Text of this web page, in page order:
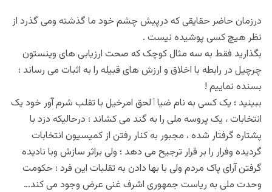
درزمان حاضر حقایقی که درپیش چشم خود ما گذشته ومی گذرد از
نظر هیچ کسی پوشیده نیست .
بگذارید فقط به سه مثال کوچک که صحت ارزیابی های وینستون
چرچیل در رابطه با اخلاق و ارزش های قبیله را به اثبات می رساند ؛
بسنده نماییم !
ببینید ؛ یک کسی به نام ضیاٲلحق امرخیل با تقلب شرم آور خود یک
انتخابات ، یک پروسه ملی را به گند می کشاند ؛ درحالیکه دزد با
پشتاره گرفتار شده ، مجبور به کنار رفتن از کمیسیون انتخابات
گردیده وفرار را بر قرار ترجیح می دهد ؛ ولی براثر سازش وبا نادیده
گرفتن آرای پاک مردم ولی با بها دادن به تقلبات این فرد ؛ حکومت
وحدت ملی به ریاست جمهوری اشرف غنی عرض وجود می کند…